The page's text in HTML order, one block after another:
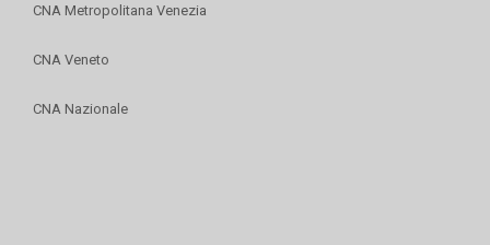
CNA Metropolitana Venezia
CNA Veneto
CNA Nazionale